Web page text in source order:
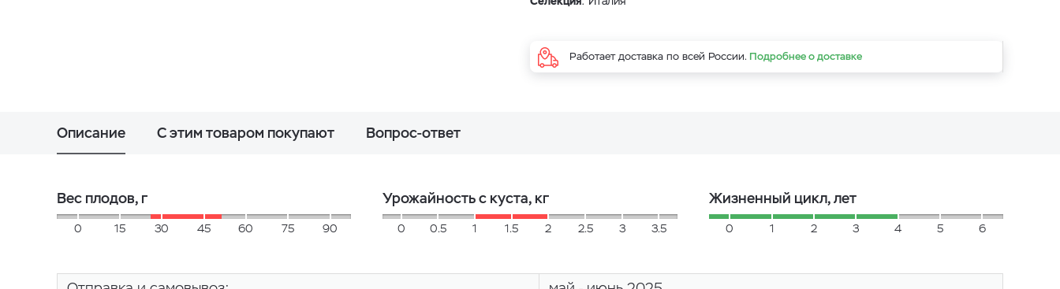
Работает доставка по всей России. Подробнее о доставке
Описание С этим товаром покупают Вопрос-ответ
Вес плодов, г
0 15 30 45 60 75 90
Урожайность с куста, кг
0 0.5 1 1.5 2 2.5 3 3.5
Жизненный цикл, лет
0 1 2 3 4 5 6